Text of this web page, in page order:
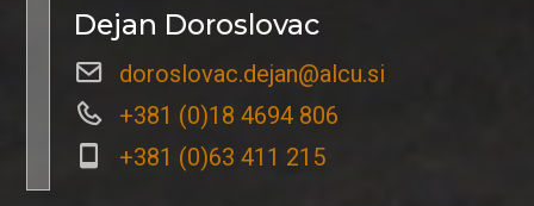
Dejan Doroslovac
doroslovac.dejan@alcu.si
+381 (0)18 4694 806
+381 (0)63 411 215